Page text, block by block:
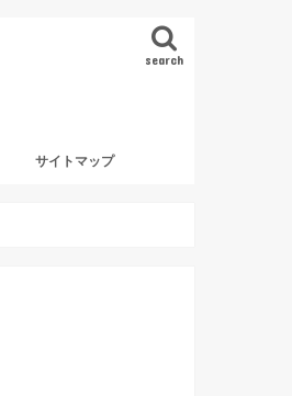
search
サイトマップ